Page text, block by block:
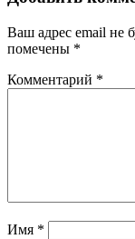
Ваш адрес email не
помечены *
Комментарий *
Имя *